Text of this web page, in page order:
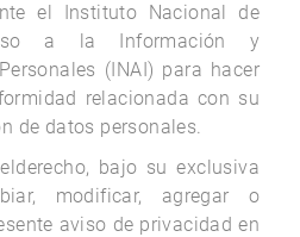
el Instituto Nacional de
a la Información y
(INAI) para hacer
relacionada con su
de datos personales.
bajo su exclusiva
modificar, agregar o
aviso de privacidad en